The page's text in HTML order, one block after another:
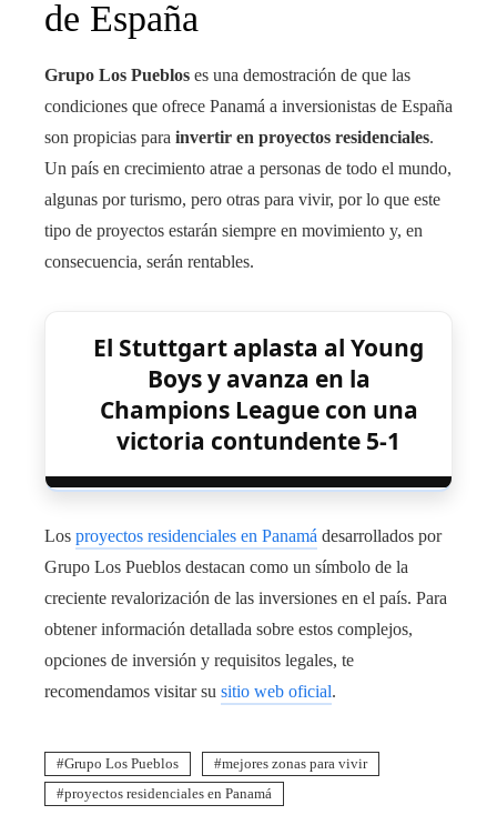
de España
Grupo Los Pueblos es una demostración de que las
condiciones que ofrece Panamá a inversionistas de España
son propicias para invertir en proyectos residenciales.
Un país en crecimiento atrae a personas de todo el mundo,
algunas por turismo, pero otras para vivir, por lo que este
tipo de proyectos estarán siempre en movimiento y, en
consecuencia, serán rentables.
El Stuttgart aplasta al Young
Boys y avanza en la
Champions League con una
victoria contundente 5-1
Los proyectos residenciales en Panamá desarrollados por
Grupo Los Pueblos destacan como un símbolo de la
creciente revalorización de las inversiones en el país. Para
obtener información detallada sobre estos complejos,
opciones de inversión y requisitos legales, te
recomendamos visitar su sitio web oficial.
Grupo Los Pueblos
mejores zonas para vivir
proyectos residenciales en Panamá